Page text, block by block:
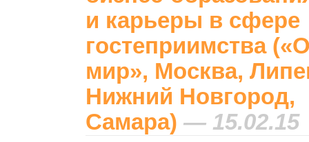
и карьеры в сфере
гостеприимства
мир», Москва,
Нижний Новгород,
Самара) — 15.02.15